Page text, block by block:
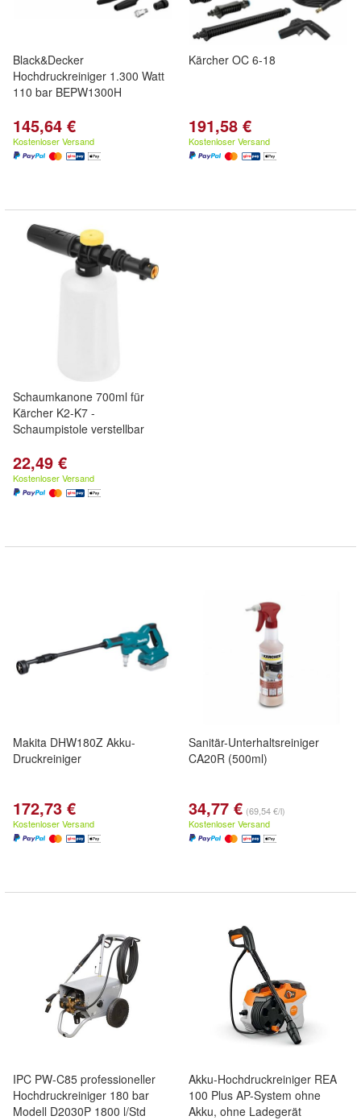
Black&Decker
Hochdruckreiniger 1.300 Watt
110 bar BEPW1300H
145,64 €
Kostenloser Versand
Kärcher OC 6-18
191,58 €
Kostenloser Versand
Schaumkanone 700ml für
Kärcher K2-K7 -
Schaumpistole verstellbar
22,49 €
Kostenloser Versand
Makita DHW180Z Akku-
Druckreiniger
172,73 €
Kostenloser Versand
Sanitär-Unterhaltsreiniger
CA20R (500ml)
34,77 € (69,54 €/l)
Kostenloser Versand
IPC PW-C85 professioneller
Hochdruckreiniger 180 bar
Modell D2030P 1800 l/Std
Akku-Hochdruckreiniger REA
100 Plus AP-System ohne
Akku, ohne Ladegerät